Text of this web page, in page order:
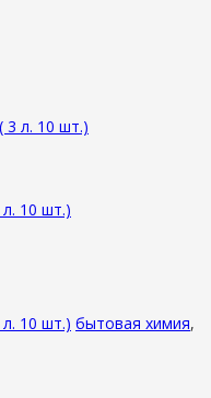
10 шт.)
10 шт.) бытовая химия,